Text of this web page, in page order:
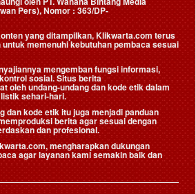
Pers), Nomor : 363/DP-
yang ditampilkan, Klikwarta.com terus
memenuhi kebutuhan pembaca sesuai
mengemban fungsi informasi,
sosial. Situs berita
oleh undang-undang dan kode etik dalam
sehari-hari.
dan kode etik itu juga menjadi panduan
berita agar sesuai dengan
dan profesional.
mengharapkan dukungan
agar layanan kami semakin baik dan